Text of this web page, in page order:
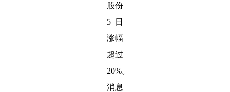
股份
5日
涨幅
超过
20%。
消息